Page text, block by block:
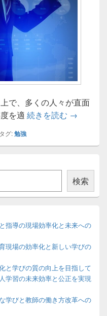
で、多くの人々が直面
を適 続きを読む 採点シス
→
タグ:勉強
検索
指導の現場効率化と未来への
現場の効率化と新しい学びの
と学びの質の向上を目指して
学習の未来効率と公正を実現
学びと教師の働き方改革への